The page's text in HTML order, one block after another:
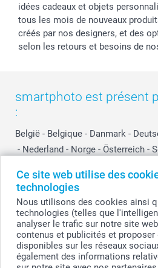
Ce site web utilise des
technologies
Nous utilisons des cookies ainsi
technologies (telles que
analyser le trafic sur notre site
contenus et publicités et
disponibles sur les réseaux
également des informations
idées cadeaux et objets
tous les mois de nouveaux
créés par nos designers, et des
selon les retours et besoins de
smartphoto est présent
:
België - Belgique - Danmark -
- Nederland - Norge - Österreich -
Other Countries
Tous les prix sont en EURO (€), TVA